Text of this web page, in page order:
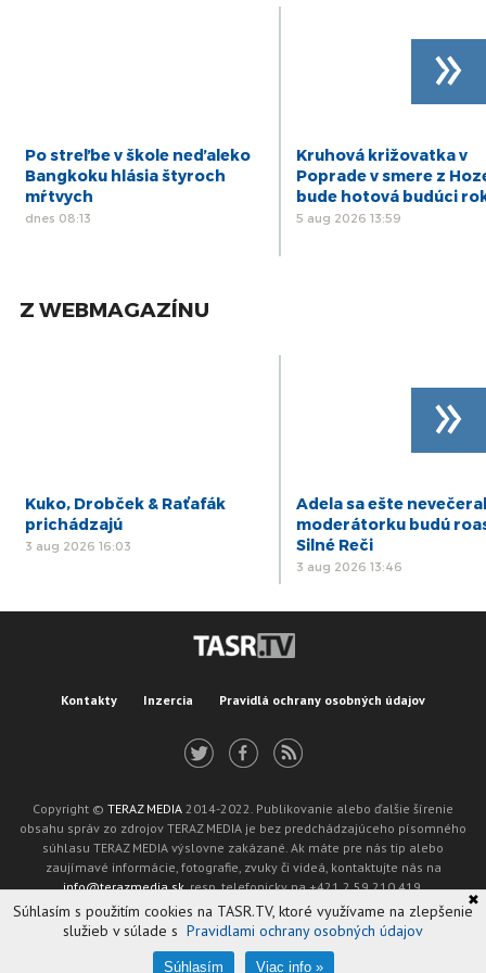
Po streľbe v škole neďaleko
Bangkoku hlásia štyroch
mŕtvych
dnes 08:13
Kruhová križovatka v
Poprade v smere z
bude hotová budúci
5 aug 2026 13:59
»
Z WEBMAGAZÍNU
Kuko, Drobček & Raťafák
prichádzajú
3 aug 2026 16:03
Adela sa ešte
moderátorku budú
Silné Reči
3 aug 2026 13:46
»
Kontakty Inzercia Pravidlá ochrany osobných údajov
Copyright © TERAZ MEDIA 2014-2022. Publikovanie alebo ďalšie šírenie
obsahu správ zo zdrojov TERAZ MEDIA je bez predchádzajúceho písomného
súhlasu TERAZ MEDIA výslovne zakázané. Ak máte pre nás tip alebo
zaujímavé informácie, fotografie, zvuky či videá, kontaktujte nás na
info@terazmedia.sk, resp. telefonicky na +421 2 59 210 419.
Žiadosť o zverejnenie opravy v zmysle zákona o publikáciách je možné zaslať
na adresu oprava@tasr.sk.
Oznámenie prevádzkovateľa podľa § 11a zákona č. 265/2022 Z. z.
Súhlasím s použitím cookies na TASR.TV, ktoré využívame na zlepšenie
služieb v súlade s Pravidlami ochrany osobných údajov
Súhlasím Viac info »
✖